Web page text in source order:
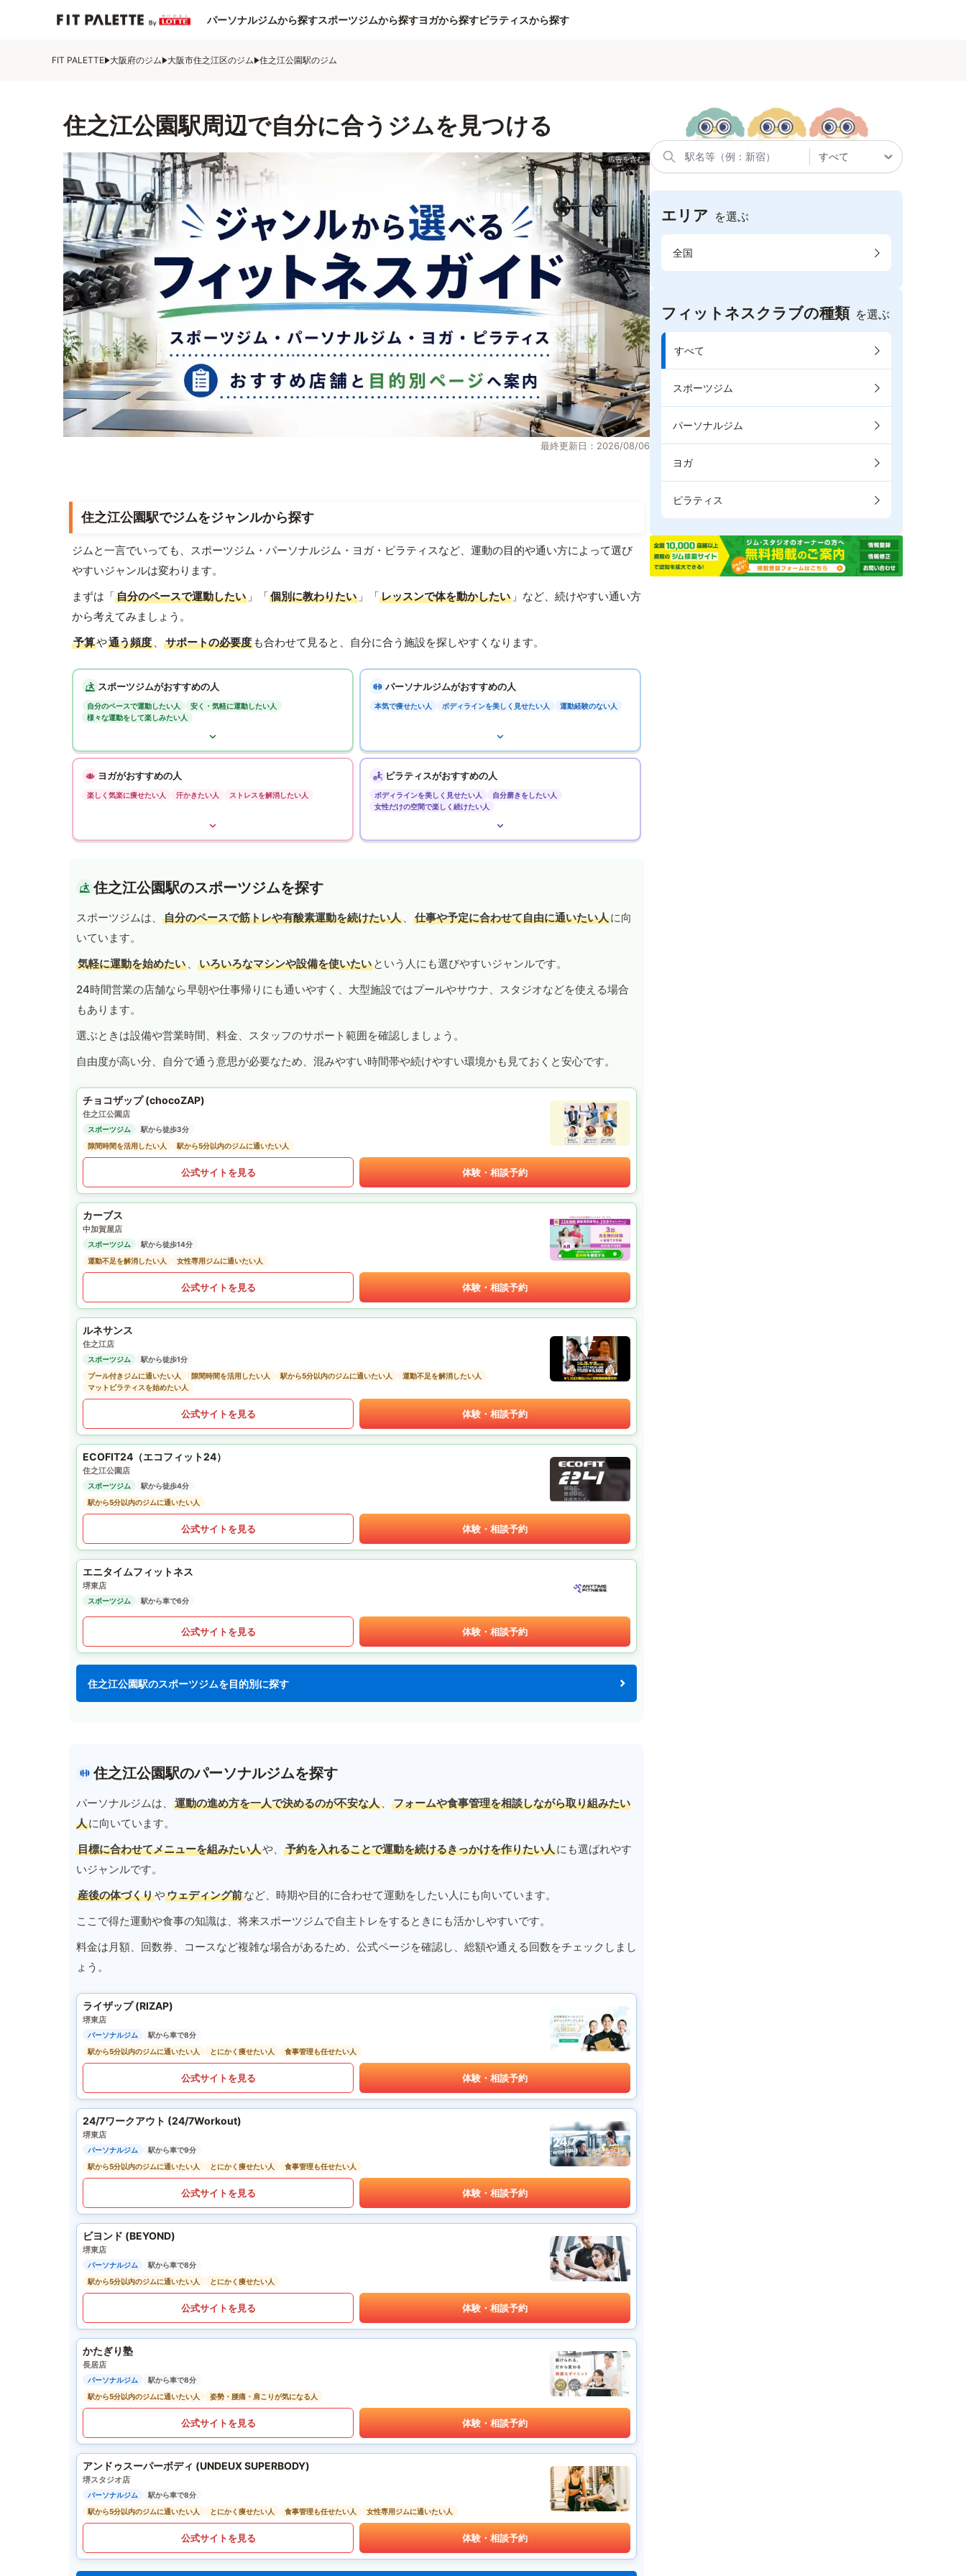
パーソナルジムから探すスポーツジムから探すヨガから探すピラティスから探す
FIT PALETTE 大阪府のジム 大阪市住之江区のジム 住之江公園駅のジム
住之江公園駅周辺で自分に合うジムを見つける
最終更新日：2026/08/06
住之江公園駅でジムをジャンルから探す
ジムと一言でいっても、スポーツジム・パーソナルジム・ヨガ・ピラティスなど、運動の目的や通い方によって選び
やすいジャンルは変わります。
まずは「自分のペースで運動したい 」「個別に教わりたい 」「レッスンで体を動かしたい 」など、続けやすい通い方
から考えてみましょう。
予算や通う頻度 、 サポートの必要度 も合わせて見ると、自分に合う施設を探しやすくなります。
スポーツジムがおすすめの人
自分のペースで運動したい人
安く・気軽に運動したい人
様々な運動をして楽しみたい人
パーソナルジムがおすすめの人
本気で痩せたい人 ボディラインを美しく見せたい人 運動経験のない人
ヨガがおすすめの人
楽しく気楽に痩せたい人 汗かきたい人 ストレスを解消したい人
ピラティスがおすすめの人
ボディラインを美しく見せたい人
自分磨きをしたい人
女性だけの空間で楽しく続けたい人
住之江公園駅のスポーツジムを探す
スポーツジムは、 自分のペースで筋トレや有酸素運動を続けたい人 、 仕事や予定に合わせて自由に通いたい人に向
いています。
気軽に運動を始めたい 、 いろいろなマシンや設備を使いたい という人にも選びやすいジャンルです。
24時間営業の店舗なら早朝や仕事帰りにも通いやすく、大型施設ではプールやサウナ、スタジオなどを使える場合
もあります。
選ぶときは設備や営業時間、料金、スタッフのサポート範囲を確認しましょう。
自由度が高い分、自分で通う意思が必要なため、混みやすい時間帯や続けやすい環境かも見ておくと安心です。
チョコザップ (chocoZAP)
住之江公園店
スポーツジム
駅から徒歩3分
隙間時間を活用したい人
駅から5分以内のジムに通いたい人
公式サイトを見る 体験・相談予約
カーブス
中加賀屋店
スポーツジム
駅から徒歩14分
運動不足を解消したい人
女性専用ジムに通いたい人
公式サイトを見る 体験・相談予約
ルネサンス
住之江店
スポーツジム
駅から徒歩1分
プール付きジムに通いたい人
隙間時間を活用したい人 駅から5分以内のジムに通いたい人
運動不足を解消したい人
マットピラティスを始めたい人
公式サイトを見る 体験・相談予約
ECOFIT24（エコフィット24）
住之江公園店
スポーツジム
駅から徒歩4分
駅から5分以内のジムに通いたい人
公式サイトを見る 体験・相談予約
エニタイムフィットネス
堺東店
スポーツジム 駅から車で6分
公式サイトを見る 体験・相談予約
住之江公園駅のスポーツジムを目的別に探す
住之江公園駅のパーソナルジムを探す
パーソナルジムは、 運動の進め方を一人で決めるのが不安な人 、
フォームや食事管理を相談しながら取り組みたい
人に向いています。
目標に合わせてメニューを組みたい人や、 予約を入れることで運動を続けるきっかけを作りたい人にも選ばれやす
いジャンルです。
産後の体づくりやウェディング前など、時期や目的に合わせて運動をしたい人にも向いています。
ここで得た運動や食事の知識は、将来スポーツジムで自主トレをするときにも活かしやすいです。
料金は月額、回数券、コースなど複雑な場合があるため、公式ページを確認し、総額や通える回数をチェックしまし
ょう。
ライザップ (RIZAP)
堺東店
パーソナルジム
駅から車で8分
駅から5分以内のジムに通いたい人
とにかく痩せたい人 食事管理も任せたい人
公式サイトを見る 体験・相談予約
24/7ワークアウト (24/7Workout)
堺東店
パーソナルジム
駅から車で9分
駅から5分以内のジムに通いたい人
とにかく痩せたい人 食事管理も任せたい人
公式サイトを見る 体験・相談予約
ビヨンド (BEYOND)
堺東店
パーソナルジム
駅から車で8分
駅から5分以内のジムに通いたい人
とにかく痩せたい人
公式サイトを見る 体験・相談予約
かたぎり塾
長居店
パーソナルジム
駅から車で8分
駅から5分以内のジムに通いたい人
姿勢・腰痛・肩こりが気になる人
公式サイトを見る 体験・相談予約
アンドゥスーパーボディ (UNDEUX SUPERBODY)
堺スタジオ店
パーソナルジム
駅から車で8分
駅から5分以内のジムに通いたい人
とにかく痩せたい人 食事管理も任せたい人 女性専用ジムに通いたい人
公式サイトを見る 体験・相談予約
エリア を選ぶ
全国
フィットネスクラブの種類 を選ぶ
すべて
スポーツジム
パーソナルジム
ヨガ
ピラティス